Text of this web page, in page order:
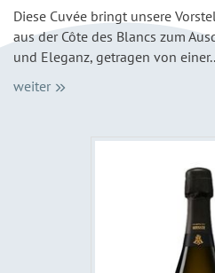
Diese Cuvée bringt unsere
aus der Côte des Blancs zum
und Eleganz, getragen von
weiter